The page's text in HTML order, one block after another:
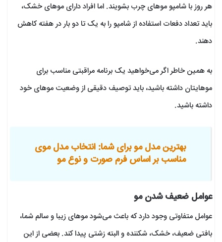
هر روز با شامپو موهای چرب بشویند. اما افراد دارای موهای خشک،
باید تعداد دفعات استفاده از شامپو را به یک تا دو بار در هفته کاهش
دهند.
به‌ همین خاطر اگر می‌خواهید یک برنامه مراقبتی مناسب برای
موهایتان داشته باشید، باید توصیف دقیقی از وضعیت موهای خود
داشته باشید.
بهترین مدل مو برای شما: انتخاب مدل موی
مناسب بر اساس فرم صورت و نوع مو
عوامل ضعیف شدن مو
عوامل متفاوتی وجود دارد که باعث می‌شود موهای زیبا و سالم شما،
بافتی ضعیف، خشک، شکننده و البته زشتی پیدا کند. بعضی از این